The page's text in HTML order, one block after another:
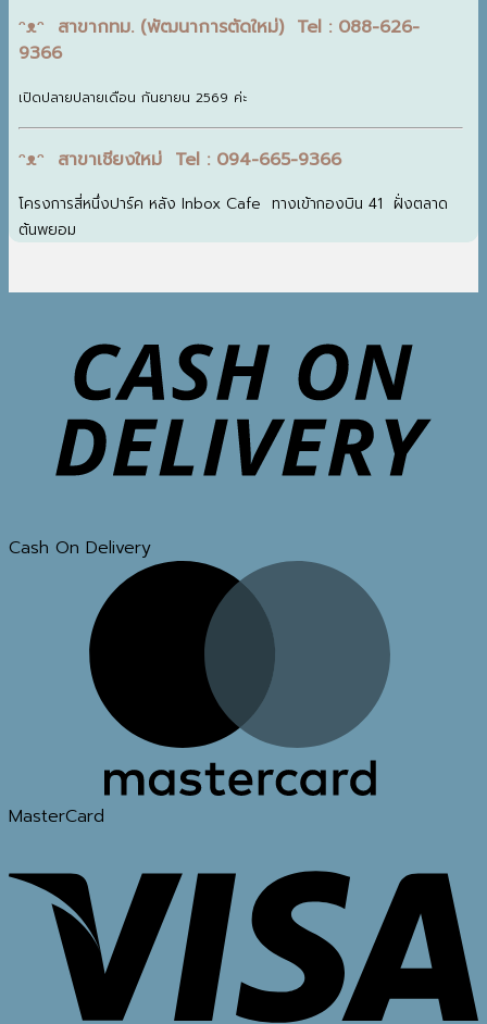
ᵔᴥᵔ สาขากทม. (พัฒนาการตัดใหม่) Tel : 088-626-
9366
เปิดปลายปลายเดือน กันยายน 2569 ค่ะ
ᵔᴥᵔ สาขาเชียงใหม่ Tel : 094-665-9366
โครงการสี่หนึ่งปาร์ค หลัง Inbox Cafe ทางเข้ากองบิน 41 ฝั่งตลาด
ต้นพยอม
Cash On Delivery
MasterCard